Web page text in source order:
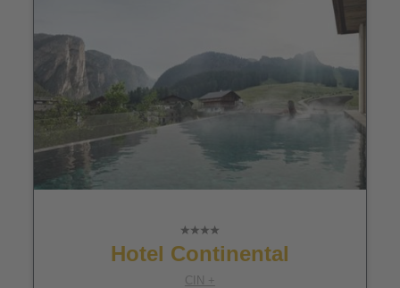
Hotel Continental
CIN +